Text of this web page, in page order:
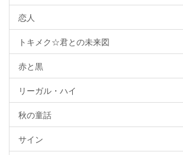
恋人
トキメク☆君との未来図
赤と黒
リーガル・ハイ
秋の童話
サイン